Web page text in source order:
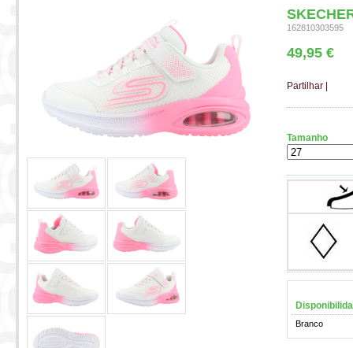
162810303595
49,95 €
Partilhar
Tamanho
Branco